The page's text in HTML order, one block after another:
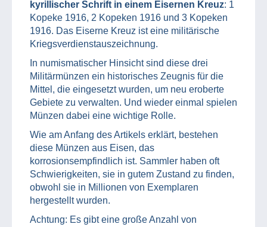
kyrillischer Schrift in einem Eisernen Kreuz: 1
Kopeke 1916, 2 Kopeken 1916 und 3 Kopeken
1916. Das Eiserne Kreuz ist eine militärische
Kriegsverdienstauszeichnung.
In numismatischer Hinsicht sind diese drei
Militärmünzen ein historisches Zeugnis für die
Mittel, die eingesetzt wurden, um neu eroberte
Gebiete zu verwalten. Und wieder einmal spielen
Münzen dabei eine wichtige Rolle.
Wie am Anfang des Artikels erklärt, bestehen
diese Münzen aus Eisen, das
korrosionsempfindlich ist. Sammler haben oft
Schwierigkeiten, sie in gutem Zustand zu finden,
obwohl sie in Millionen von Exemplaren
hergestellt wurden.
Achtung: Es gibt eine große Anzahl von